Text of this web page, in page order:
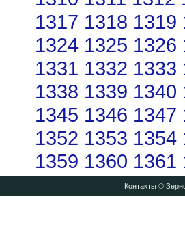
1317 1318 1319
1324 1325 1326
1331 1332 1333
1338 1339 1340
1345 1346 1347
1352 1353 1354
1359 1360 1361
Контакты©